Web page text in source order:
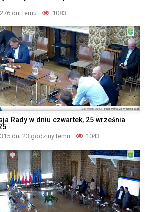
276 dni temu 1083
Rady w dniu czwartek, 25 września
315 dni 23 godziny temu 1043